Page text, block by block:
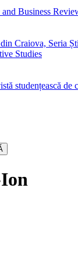
Business
Craiova, Seria
Studies
studențească